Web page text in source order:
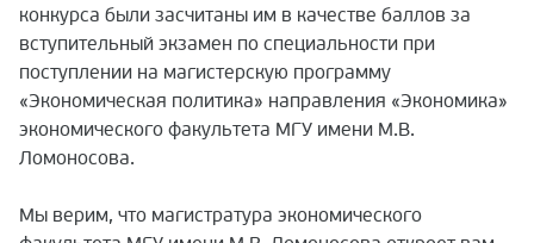
конкурса были засчитаны им в качестве баллов за
вступительный экзамен по специальности при
поступлении на магистерскую программу
«Экономическая политика» направления «Экономика»
экономического факультета МГУ имени М.В.
Ломоносова.
Мы верим, что магистратура экономического